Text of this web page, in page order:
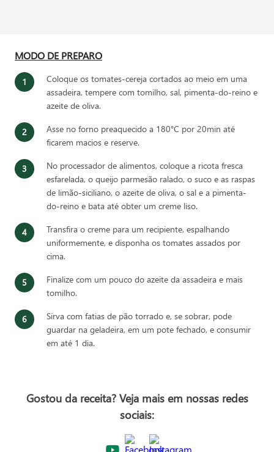
MODO DE PREPARO
Coloque os tomates-cereja cortados ao meio em uma
assadeira, tempere com tomilho, sal, pimenta-do-reino e
azeite de oliva.
Asse no forno preaquecido a 180°C por 20min até
ficarem macios e reserve.
No processador de alimentos, coloque a ricota fresca
esfarelada, o queijo parmesão ralado, o suco e as raspas
de limão-siciliano, o azeite de oliva, o sal e a pimenta-
do-reino e bata até obter um creme liso.
Transfira o creme para um recipiente, espalhando
uniformemente, e disponha os tomates assados por
cima.
Finalize com um pouco do azeite da assadeira e mais
tomilho.
Sirva com fatias de pão torrado e, se sobrar, pode
guardar na geladeira, em um pote fechado, e consumir
em até 1 dia.
Gostou da receita? Veja mais em nossas redes
sociais: